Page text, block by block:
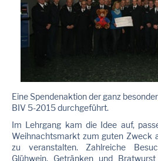
Eine Spendenaktion der ganz
BIV 5-2015 durchgeführt.
Im Lehrgang kam die Idee auf,
Weihnachtsmarkt zum guten Zweck
zu veranstalten. Zahlreiche
Glühwein, Getränken und